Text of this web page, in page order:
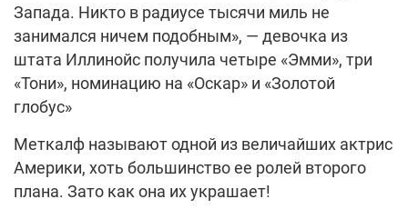
Запада. Никто в радиусе тысячи миль не
занимался ничем подобным», — девочка из
штата Иллинойс получила четыре «Эмми», три
«Тони», номинацию на «Оскар» и «Золотой
глобус»
Меткалф называют одной из величайших актрис
Америки, хоть большинство ее ролей второго
плана. Зато как она их украшает!